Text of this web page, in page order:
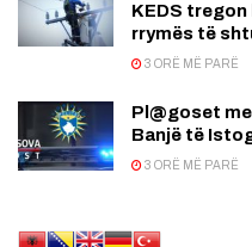
KEDS
rrymës të
3 ORË MË PARË
Pl@goset
Banjë të
3 ORË MË PARË